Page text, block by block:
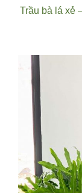
Trầu bà lá xẻ